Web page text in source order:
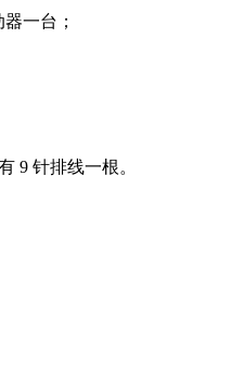
一台；
9 针排线一根。